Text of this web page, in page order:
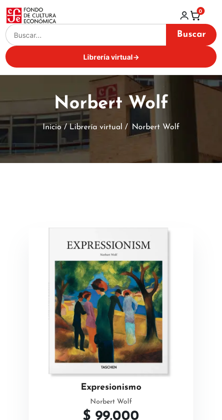
Buscar
Librería virtual→
0
Norbert Wolf
Inicio / Librería virtual / Norbert Wolf
Expresionismo
Norbert Wolf
$ 99.000